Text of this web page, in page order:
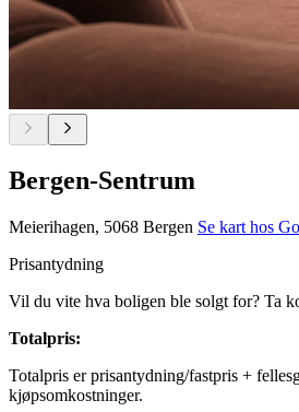
Bergen-Sentrum
Meierihagen, 5068 Bergen Se kart hos
Prisantydning
Vil du vite hva boligen ble solgt for? Ta
Totalpris:
Totalpris er prisantydning/fastpris +
kjøpsomkostninger.